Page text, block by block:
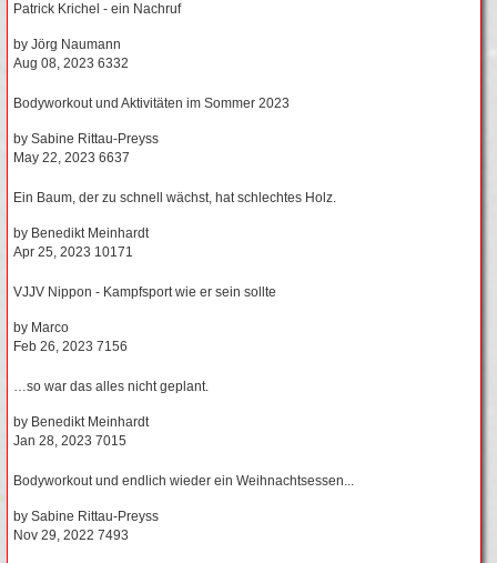
Patrick Krichel - ein Nachruf
by Jörg Naumann
Aug 08, 2023 6332
Bodyworkout und Aktivitäten im Sommer 2023
by Sabine Rittau-Preyss
May 22, 2023 6637
Ein Baum, der zu schnell wächst, hat schlechtes Holz.
by Benedikt Meinhardt
Apr 25, 2023 10171
VJJV Nippon - Kampfsport wie er sein sollte
by Marco
Feb 26, 2023 7156
…so war das alles nicht geplant.
by Benedikt Meinhardt
Jan 28, 2023 7015
Bodyworkout und endlich wieder ein Weihnachtsessen...
by Sabine Rittau-Preyss
Nov 29, 2022 7493